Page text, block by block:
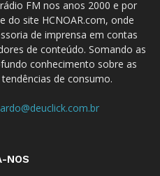
FM nos anos 2000 e por
do site HCNOAR.com, onde
de imprensa em contas
de conteúdo. Somando as
conhecimento sobre as
de consumo.
NOS